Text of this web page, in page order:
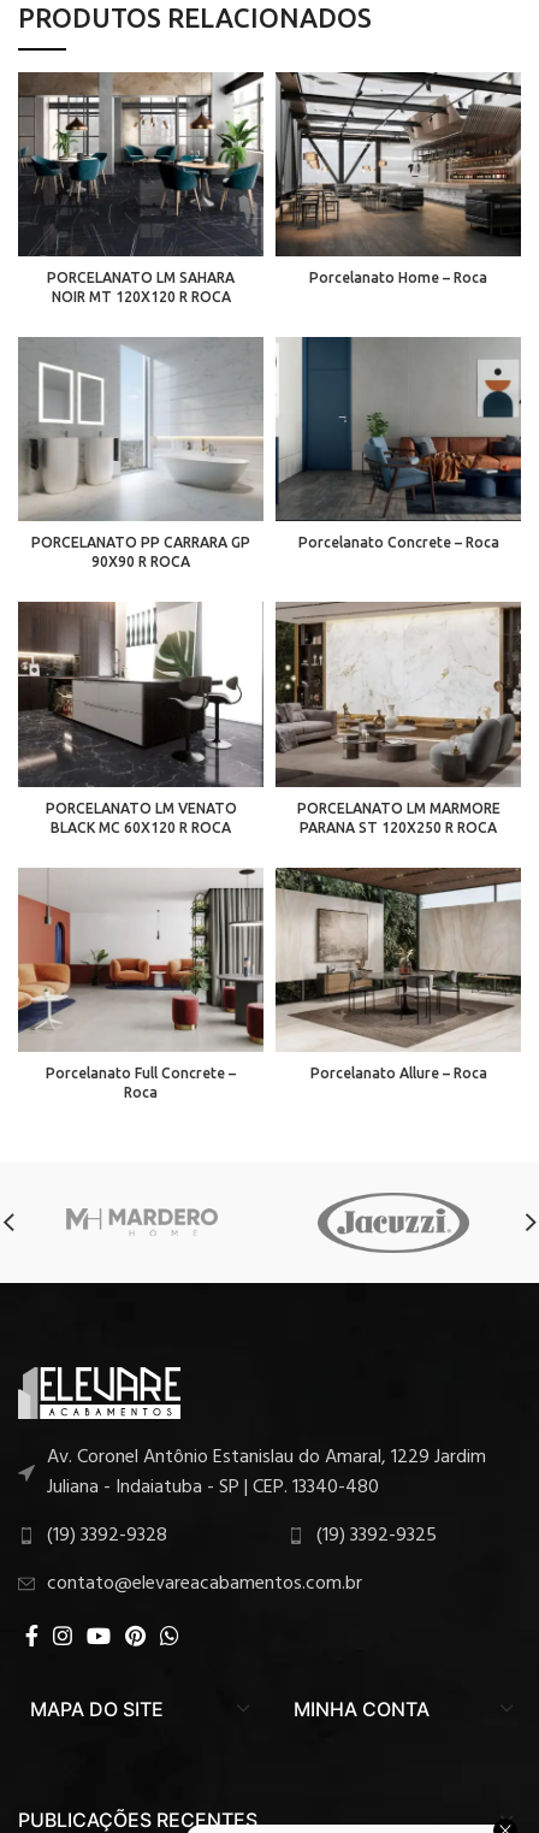
PRODUTOS RELACIONADOS
PORCELANATO LM SAHARA
NOIR MT 120X120 R ROCA
Porcelanato Home – Roca
PORCELANATO PP CARRARA GP
90X90 R ROCA
Porcelanato Concrete – Roca
PORCELANATO LM VENATO
BLACK MC 60X120 R ROCA
PORCELANATO LM MARMORE
PARANA ST 120X250 R ROCA
Porcelanato Full Concrete –
Roca
Porcelanato Allure – Roca
Av. Coronel Antônio Estanislau do Amaral, 1229 Jardim
Juliana - Indaiatuba - SP | CEP. 13340-480
(19) 3392-9328
(19) 3392-9325
contato@elevareacabamentos.com.br
MAPA DO SITE MINHA CONTA
PUBLICAÇÕES RECENTES